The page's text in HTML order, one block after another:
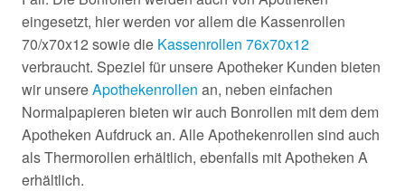
eingesetzt, hier werden vor allem die Kassenrollen
70/x70x12 sowie die Kassenrollen 76x70x12
verbraucht. Speziel für unsere Apotheker Kunden bieten
wir unsereApothekenrollen an, neben einfachen
Normalpapieren bieten wir auch Bonrollen mit dem dem
Apotheken Aufdruck an. Alle Apothekenrollen sind auch
als Thermorollen erhältlich, ebenfalls mit Apotheken A
erhältlich.